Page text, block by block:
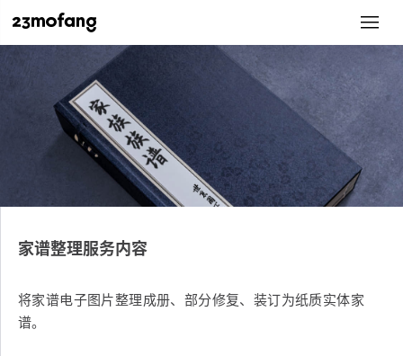
家谱整理服务内容
将家谱电子图片整理成册、部分修复、装订为纸质实体家
谱。